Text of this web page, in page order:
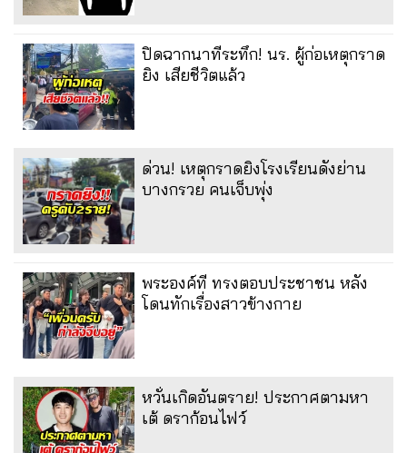
ปิดฉากนาทีระทึก! นร. ผู้ก่อเหตุกราด
ยิง เสียชีวิตแล้ว
ด่วน! เหตุกราดยิงโรงเรียนดังย่าน
บางกรวย คนเจ็บพุ่ง
พระองค์ที ทรงตอบประชาชน หลัง
โดนทักเรื่องสาวข้างกาย
หวั่นเกิดอันตราย! ประกาศตามหา
เต้ ดราก้อนไฟว์